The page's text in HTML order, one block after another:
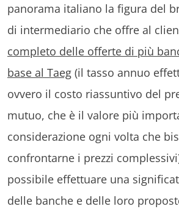
panorama italiano la figura del
di intermediario che offre al
completo delle offerte di più
base al Taeg (il tasso annuo
ovvero il costo riassuntivo del
mutuo, che è il valore più
considerazione ogni volta che
confrontarne i prezzi
possibile effettuare una
delle banche e delle loro